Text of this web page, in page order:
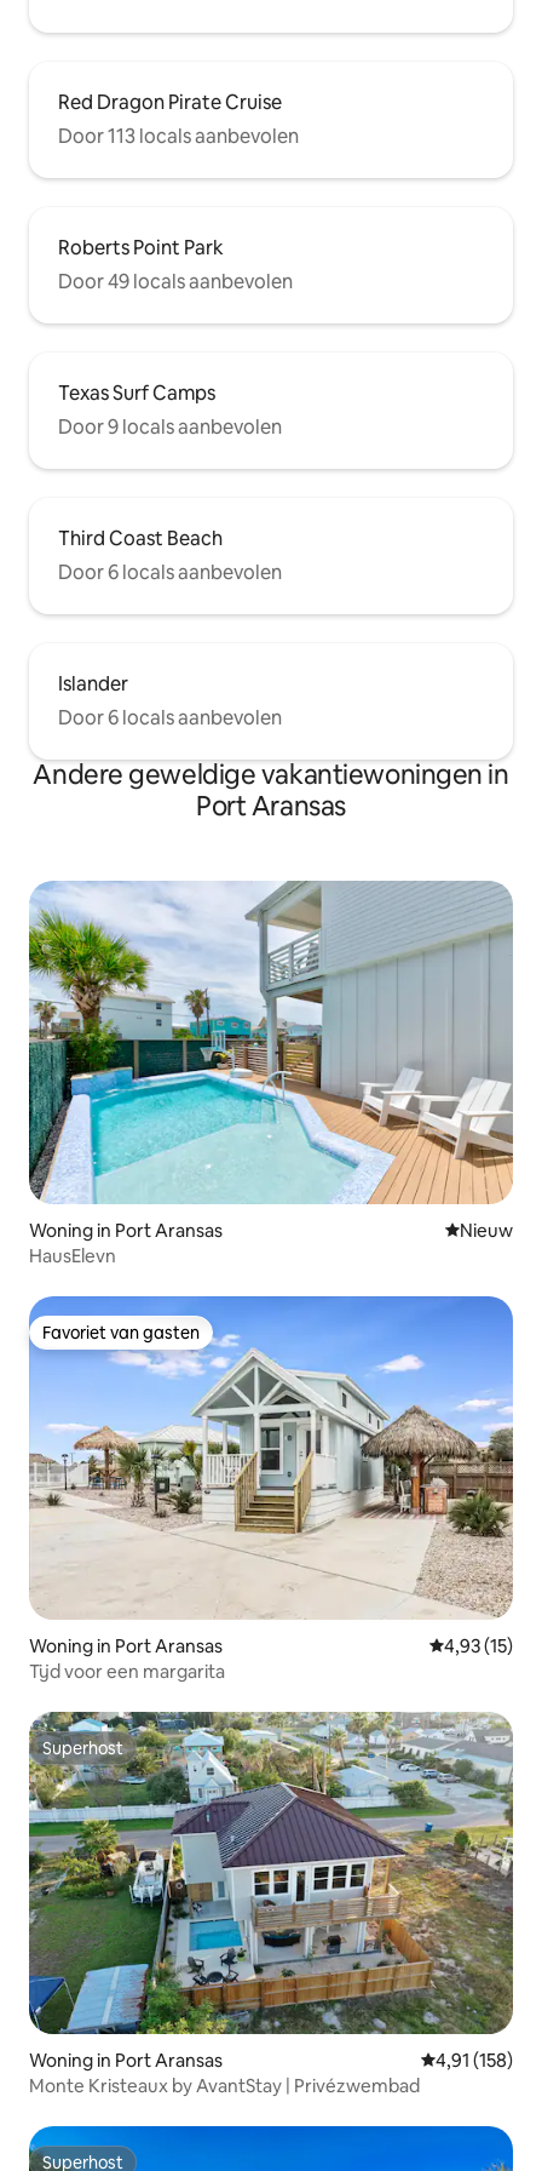
Red Dragon Pirate Cruise
Door 113 locals aanbevolen
Roberts Point Park
Door 49 locals aanbevolen
Texas Surf Camps
Door 9 locals aanbevolen
Third Coast Beach
Door 6 locals aanbevolen
Islander
Door 6 locals aanbevolen
Andere geweldige vakantiewoningen in
Port Aransas
Woning in Port Aransas Nieuwe
Nieuw
HausElevn
Favoriet van gasten
Favoriet van gasten
Woning in Port Aransas Gemiddelde
4,93 (15)
Tijd voor een margarita
Superhost
Superhost
Woning in Port Aransas Gemiddelde
4,91 (158)
Monte Kristeaux by AvantStay | Privézwembad
Superhost